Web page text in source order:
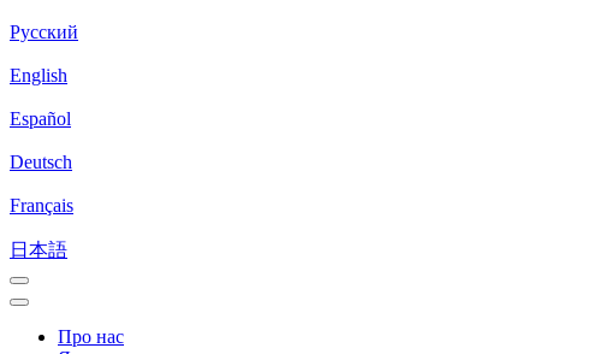
Русский
English
Español
Deutsch
Français
日本語
Про нас